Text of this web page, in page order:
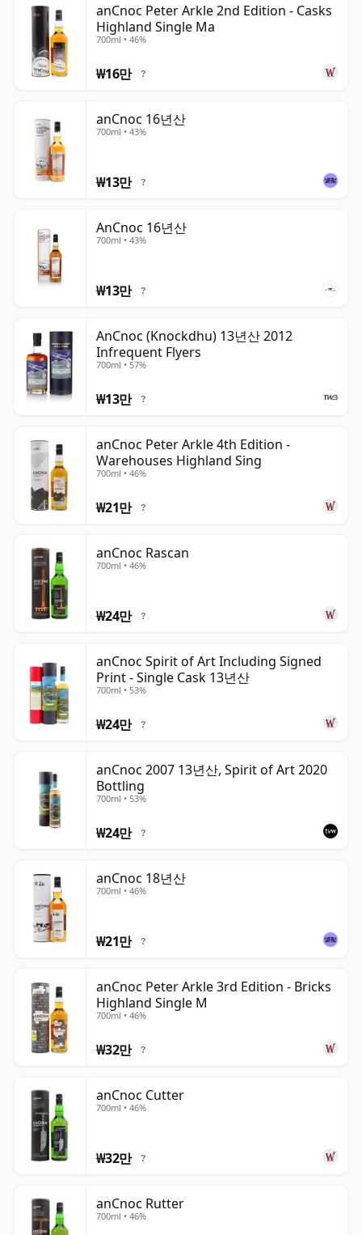
anCnoc Peter Arkle 2nd Edition - Casks
Highland Single Ma
700ml • 46%
₩16만 ?
anCnoc 16년산
700ml • 43%
₩13만 ?
AnCnoc 16년산
700ml • 43%
₩13만 ?
AnCnoc (Knockdhu) 13년산 2012
Infrequent Flyers
700ml • 57%
₩13만 ?
anCnoc Peter Arkle 4th Edition -
Warehouses Highland Sing
700ml • 46%
₩21만 ?
anCnoc Rascan
700ml • 46%
₩24만 ?
anCnoc Spirit of Art Including Signed
Print - Single Cask 13년산
700ml • 53%
₩24만 ?
anCnoc 2007 13년산, Spirit of Art 2020
Bottling
700ml • 53%
₩24만 ?
anCnoc 18년산
700ml • 46%
₩21만 ?
anCnoc Peter Arkle 3rd Edition - Bricks
Highland Single M
700ml • 46%
₩32만 ?
anCnoc Cutter
700ml • 46%
₩32만 ?
anCnoc Rutter
700ml • 46%